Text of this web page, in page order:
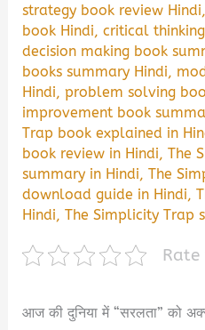
strategy book review Hindi
book Hindi,critical
decision making book
books summary Hindi,
Hindi,problem solving
improvement book
Trap book explained in
book review in Hindi,The
summary in Hindi,The
download guide in Hindi,
Hindi,The Simplicity Trap
आज की दुनिया में “सरलता” को